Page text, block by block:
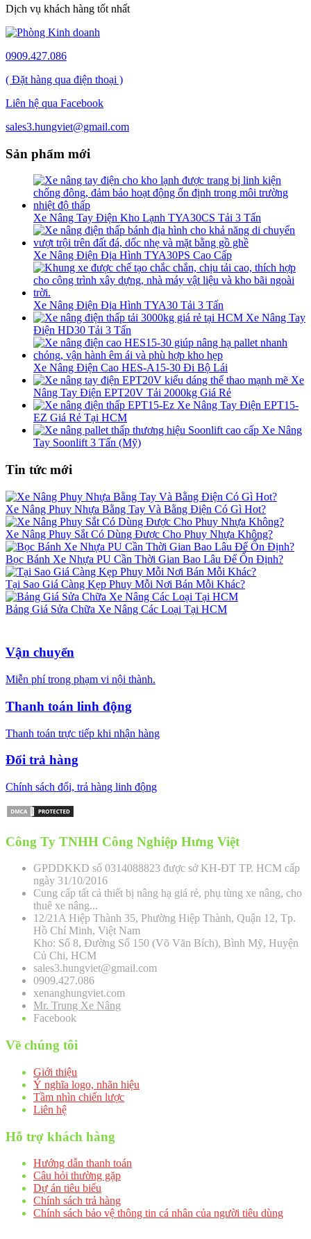
Dịch vụ khách hàng tốt nhất
0909.427.086
( Đặt hàng qua điện thoại )
Liên hệ qua Facebook
sales3.hungviet@gmail.com
Sản phẩm mới
Xe Nâng Tay Điện Kho Lạnh TYA30CS Tải 3 Tấn
Xe Nâng Điện Địa Hình TYA30PS Cao Cấp
Xe Nâng Điện Địa Hình TYA30 Tải 3 Tấn
Xe Nâng Tay
Điện HD30 Tải 3 Tấn
Xe Nâng Điện Cao HES-A15-30 Đi Bộ Lái
Xe
Nâng Tay Điện EPT20V Tải 2000kg Giá Rẻ
Xe Nâng Tay Điện EPT15-
EZ Giá Rẻ Tại HCM
Xe Nâng
Tay Soonlift 3 Tấn (Mỹ)
Tin tức mới
Xe Nâng Phuy Nhựa Bằng Tay Và Bằng Điện Có Gì Hot?
Xe Nâng Phuy Sắt Có Dùng Được Cho Phuy Nhựa Không?
Bọc Bánh Xe Nhựa PU Cần Thời Gian Bao Lâu Để Ổn Định?
Tại Sao Giá Càng Kẹp Phuy Mỗi Nơi Bán Mỗi Khác?
Bảng Giá Sửa Chữa Xe Nâng Các Loại Tại HCM
Vận chuyển
Miễn phí trong phạm vi nội thành.
Thanh toán linh động
Thanh toán trực tiếp khi nhận hàng
Đổi trả hàng
Chính sách đổi, trả hàng linh động
Công Ty TNHH Công Nghiệp Hưng Việt
GPDDKKD số 0314088823 được sở KH-ĐT TP. HCM cấp
ngày 31/10/2016
Cung cấp tất cả thiết bị nâng hạ giá rẻ, phụ tùng xe nâng, cho
thuê xe nâng...
12/21A Hiệp Thành 35, Phường Hiệp Thành, Quận 12, Tp.
Hồ Chí Minh, Việt Nam
Kho: Số 8, Đường Số 150 (Võ Văn Bích), Bình Mỹ, Huyện
Củ Chi, HCM
sales3.hungviet@gmail.com
0909.427.086
xenanghungviet.com
Mr. Trung Xe Nâng
Facebook
Về chúng tôi
Giới thiệu
Ý nghĩa logo, nhãn hiệu
Tầm nhìn chiến lược
Liên hệ
Hỗ trợ khách hàng
Hướng dẫn thanh toán
Câu hỏi thường gặp
Dự án tiêu biểu
Chính sách trả hàng
Chính sách bảo vệ thông tin cá nhân của người tiêu dùng